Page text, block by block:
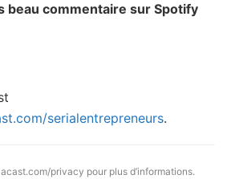
beau commentaire sur Spotify
serialentrepreneurs.
acast.com/privacy pour plus d’informations.